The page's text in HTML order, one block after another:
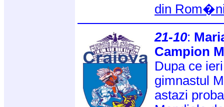
din
21-10:
Campion
Dupa ce
gimnastul
astazi